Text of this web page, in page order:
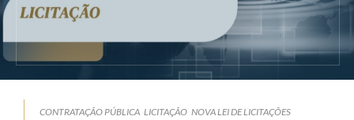
CONTRATAÇÃO PÚBLICA LICITAÇÃO NOVA LEI DE LICITAÇÕES